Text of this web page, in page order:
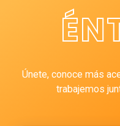
Únete, conoce más
trabajemos